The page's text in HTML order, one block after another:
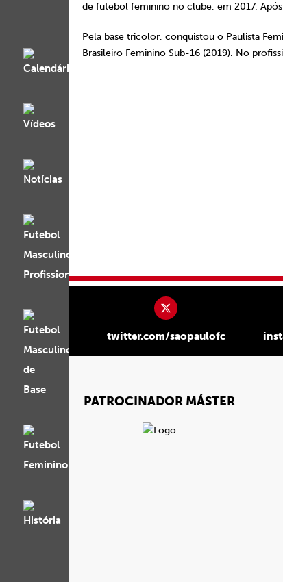
de futebol feminino no clube, em 2017.
Pela base tricolor, conquistou o Paulista
Brasileiro Feminino Sub-16 (2019). No
twitter.com/saopaulofc
PATROCINADOR MÁSTER